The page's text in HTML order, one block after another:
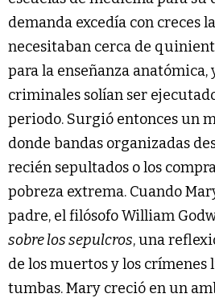
demanda excedía con creces
necesitaban cerca de
para la enseñanza anatómica,
criminales solían ser
periodo. Surgió entonces un
donde bandas organizadas
recién sepultados o los
pobreza extrema. Cuando
padre, el filósofo William
sobre los sepulcros, una
de los muertos y los crímenes
tumbas. Mary creció en un